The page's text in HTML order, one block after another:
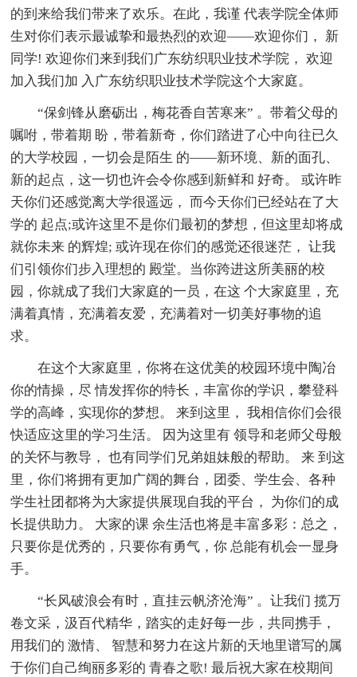
的到来给我们带来了欢乐。在此，我谨 代表学院全体师
生对你们表示最诚挚和最热烈的欢迎——欢迎你们， 新
同学! 欢迎你们来到我们广东纺织职业技术学院， 欢迎
加入我们加 入广东纺织职业技术学院这个大家庭。
“保剑锋从磨砺出，梅花香自苦寒来” 。带着父母的
嘱咐，带着期 盼，带着新奇，你们踏进了心中向往已久
的大学校园，一切会是陌生 的——新环境、新的面孔、
新的起点，这一切也许会令你感到新鲜和 好奇。 或许昨
天你们还感觉离大学很遥远， 而今天你们已经站在了大
学的 起点;或许这里不是你们最初的梦想，但这里却将成
就你未来 的辉煌; 或许现在你们的感觉还很迷茫， 让我
们引领你们步入理想的 殿堂。当你跨进这所美丽的校
园，你就成了我们大家庭的一员，在这 个大家庭里，充
满着真情，充满着友爱，充满着对一切美好事物的追
求。
在这个大家庭里，你将在这优美的校园环境中陶冶
你的情操，尽 情发挥你的特长，丰富你的学识，攀登科
学的高峰，实现你的梦想。 来到这里， 我相信你们会很
快适应这里的学习生活。 因为这里有 领导和老师父母般
的关怀与教导， 也有同学们兄弟姐妹般的帮助。 来 到这
里，你们将拥有更加广阔的舞台，团委、学生会、各种
学生社团都将为大家提供展现自我的平台， 为你们的成
长提供助力。 大家的课 余生活也将是丰富多彩：总之，
只要你是优秀的，只要你有勇气，你 总能有机会一显身
手。
“长风破浪会有时，直挂云帆济沧海” 。让我们 揽万
卷文采，汲百代精华，踏实的走好每一步，共同携手，
用我们的 激情、 智慧和努力在这片新的天地里谱写的属
于你们自己绚丽多彩的 青春之歌! 最后祝大家在校期间